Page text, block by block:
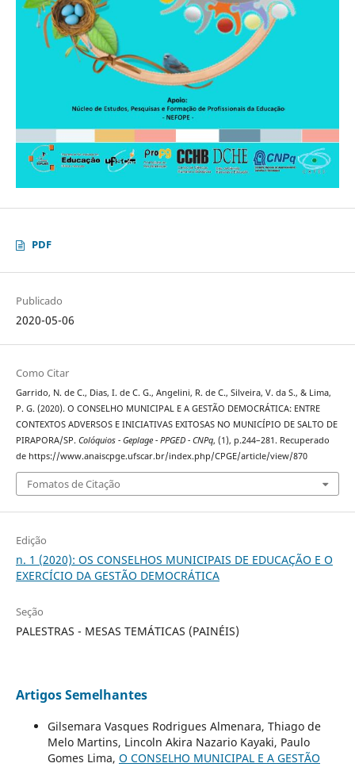
PDF
Publicado
2020-05-06
Como Citar
Garrido, N. de C., Dias, I. de C. G., Angelini, R. de C., Silveira, V. da S., & Lima,
P. G. (2020). O CONSELHO MUNICIPAL E A GESTÃO DEMOCRÁTICA: ENTRE
CONTEXTOS ADVERSOS E INICIATIVAS EXITOSAS NO MUNICÍPIO DE SALTO DE
PIRAPORA/SP. Colóquios - Geplage - PPGED - CNPq, (1), p.244–281. Recuperado
de https://www.anaiscpge.ufscar.br/index.php/CPGE/article/view/870
Fomatos de Citação
Edição
n. 1 (2020): OS CONSELHOS MUNICIPAIS DE EDUCAÇÃO E O
EXERCÍCIO DA GESTÃO DEMOCRÁTICA
Seção
PALESTRAS - MESAS TEMÁTICAS (PAINÉIS)
Artigos Semelhantes
Gilsemara Vasques Rodrigues Almenara, Thiago de
Melo Martins, Lincoln Akira Nazario Kayaki, Paulo
Gomes Lima, O CONSELHO MUNICIPAL E A GESTÃO